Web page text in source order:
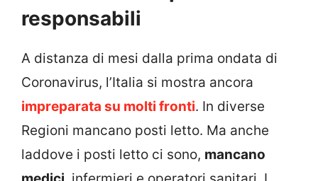
responsabili
A distanza di mesi dalla prima ondata di
Coronavirus, l’Italia si mostra ancora
impreparata su molti fronti. In diverse
Regioni mancano posti letto. Ma anche
laddove i posti letto ci sono, mancano